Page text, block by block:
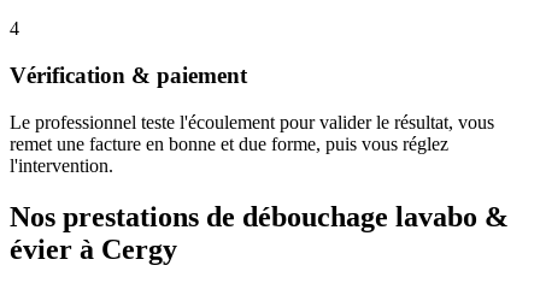
4
Vérification & paiement
Le professionnel teste l'écoulement pour valider le résultat, vous
remet une facture en bonne et due forme, puis vous réglez
l'intervention.
Nos prestations de débouchage lavabo &
évier à Cergy